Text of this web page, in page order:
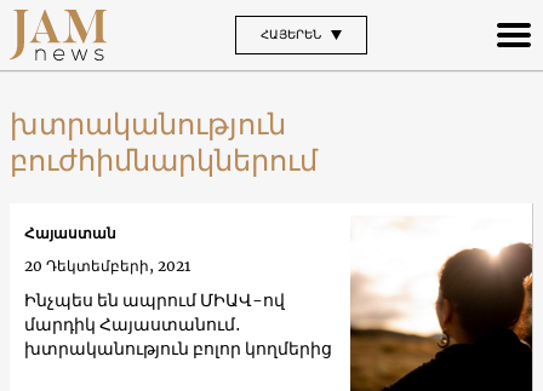
ՀԱՅԵՐԵՆ
խտրականություն
բուժհիմնարկներում
Ինչպես են ապրում ՄԻԱՎ-ով
մարդիկ Հայաստանում․
խտրականություն բոլոր կողմերից
Հայաստան
20 Դեկտեմբերի, 2021